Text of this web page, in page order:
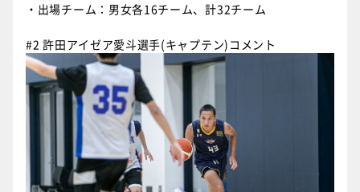
・出場チーム：男女各16チーム、計32チーム
#2 許田アイゼア愛斗選手(キャプテン)コメント